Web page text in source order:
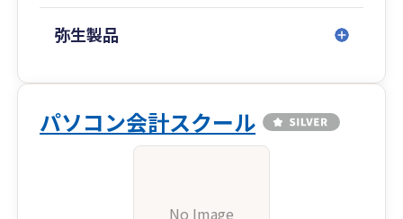
弥生製品
パソコン会計スクール
No Image